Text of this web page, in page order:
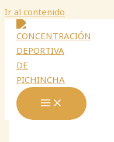
Ir al contenido